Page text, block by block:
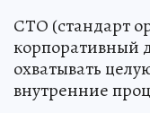
СТО (стандарт
корпоративный
охватывать
внутренние